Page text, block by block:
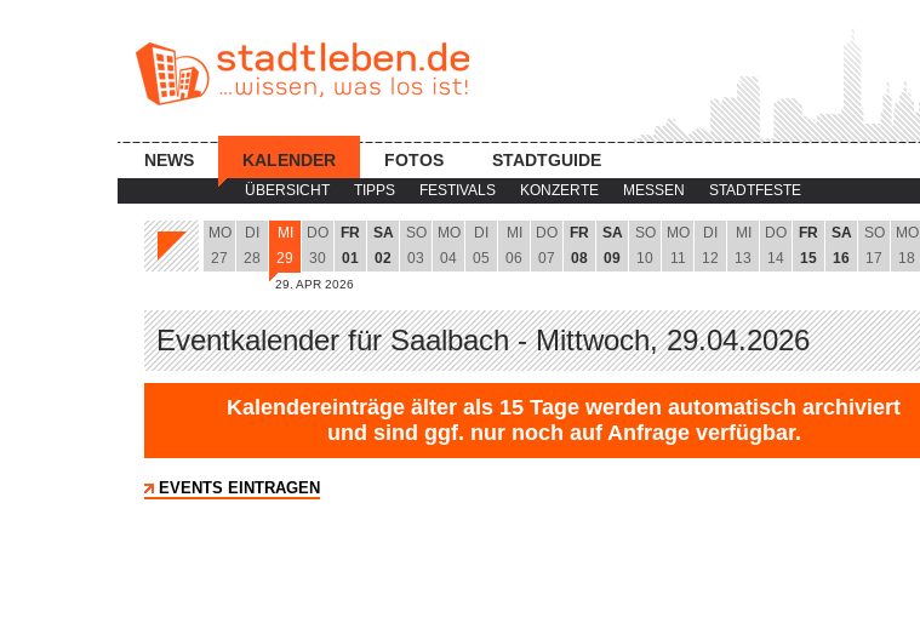
ÜBERSICHT TIPPS FESTIVALS KONZERTE MESSEN STADTFESTE
NEWS KALENDER FOTOS STADTGUIDE
MO
27
DI
28
MI
29
29. APR 2026
DO
30
FR
01
SA
02
SO
03
MO
04
DI
05
MI
06
DO
07
FR
08
SA
09
SO
10
MO
11
DI
12
MI
13
DO
14
FR
15
SA
16
SO
17
MO
18
Eventkalender für Saalbach - Mittwoch, 29.04.2026
Kalendereinträge älter als 15 Tage werden automatisch archiviert
und sind ggf. nur noch auf Anfrage verfügbar.
EVENTS EINTRAGEN